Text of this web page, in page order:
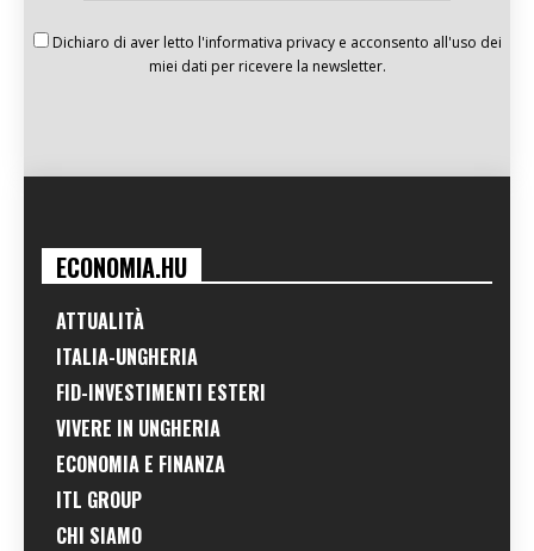
Dichiaro di aver letto l'informativa privacy e acconsento all'uso dei
miei dati per ricevere la newsletter.
ECONOMIA.HU
ATTUALITÀ
ITALIA-UNGHERIA
FID-INVESTIMENTI ESTERI
VIVERE IN UNGHERIA
ECONOMIA E FINANZA
ITL GROUP
CHI SIAMO